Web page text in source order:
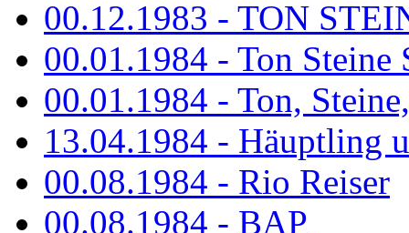
00.12.1983 - TON
00.01.1984 - Ton Steine
00.01.1984 - Ton,
13.04.1984 - Häuptling
00.08.1984 - Rio Reiser
00.08.1984 - BAP